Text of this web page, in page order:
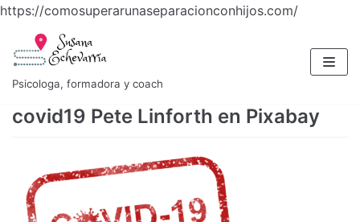
https://comosuperarunaseparacionconhijos.com/
Saltar
contenido
Psicologa, formadora y coach
covid19 Pete Linforth en Pixabay